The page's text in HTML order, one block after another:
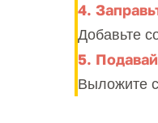
4.
Добавьте
5.
Выложите